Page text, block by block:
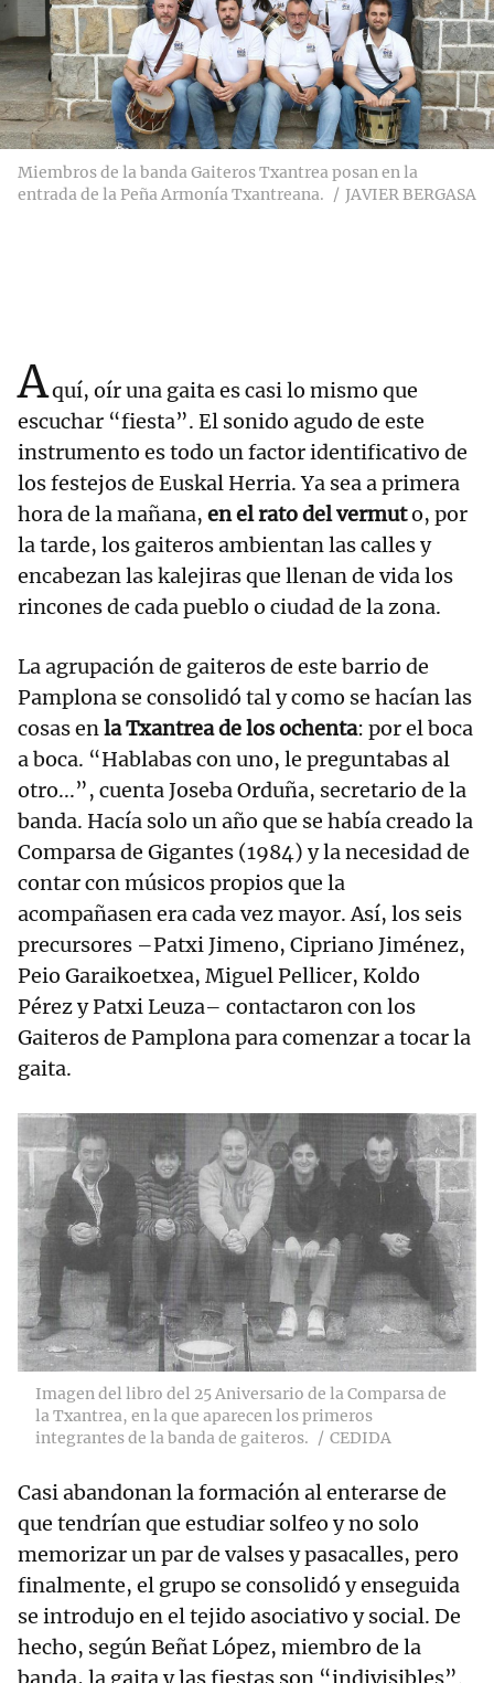
Miembros de la banda Gaiteros Txantrea posan en la
entrada de la Peña Armonía Txantreana.
JAVIER BERGASA
Aquí, oír una gaita es casi lo mismo que
escuchar “fiesta”. El sonido agudo de este
instrumento es todo un factor identificativo de
los festejos de Euskal Herria. Ya sea a primera
hora de la mañana, en el rato del vermuto, por
la tarde, los gaiteros ambientan las calles y
encabezan las kalejiras que llenan de vida los
rincones de cada pueblo o ciudad de la zona.
La agrupación de gaiteros de este barrio de
Pamplona se consolidó tal y como se hacían las
cosas enla Txantrea de los ochenta: por el boca
a boca. “Hablabas con uno, le preguntabas al
otro...”, cuenta Joseba Orduña, secretario de la
banda. Hacía solo un año que se había creado la
Comparsa de Gigantes (1984) y la necesidad de
contar con músicos propios que la
acompañasen era cada vez mayor. Así, los seis
precursores –Patxi Jimeno, Cipriano Jiménez,
Peio Garaikoetxea, Miguel Pellicer, Koldo
Pérez y Patxi Leuza– contactaron con los
Gaiteros de Pamplona para comenzar a tocar la
gaita.
Imagen del libro del 25 Aniversario de la Comparsa de
la Txantrea, en la que aparecen los primeros
integrantes de la banda de gaiteros.
CEDIDA
Casi abandonan la formación al enterarse de
que tendrían que estudiar solfeo y no solo
memorizar un par de valses y pasacalles, pero
finalmente, el grupo se consolidó y enseguida
se introdujo en el tejido asociativo y social. De
hecho, según Beñat López, miembro de la